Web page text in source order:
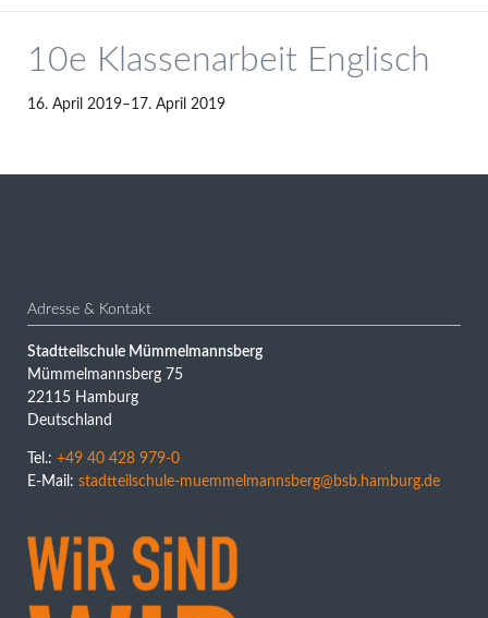
10e Klassenarbeit Englisch
16. April 2019–17. April 2019
Adresse & Kontakt
Stadtteilschule Mümmelmannsberg
Mümmelmannsberg 75
22115 Hamburg
Deutschland
Tel.: +49 40 428 979-0
E-Mail: stadtteilschule-muemmelmannsberg@bsb.hamburg.de